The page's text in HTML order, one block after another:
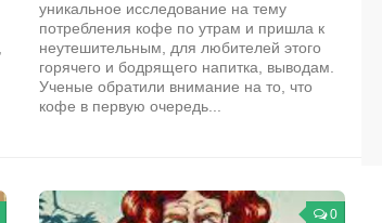
уникальное исследование на тему
потребления кофе по утрам и пришла к
неутешительным, для любителей этого
горячего и бодрящего напитка, выводам.
Ученые обратили внимание на то, что
кофе в первую очередь...
0